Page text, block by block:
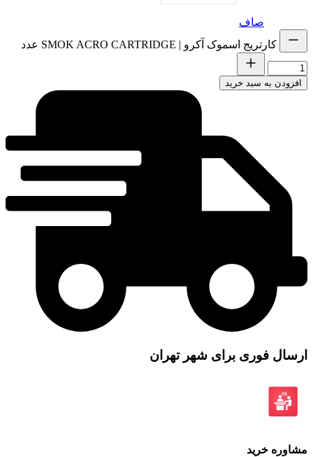
صاف
کارتریج اسموک آکرو | SMOK ACRO CARTRIDGE عدد
افزودن به سبد خرید
ارسال فوری برای شهر تهران
مشاوره خرید